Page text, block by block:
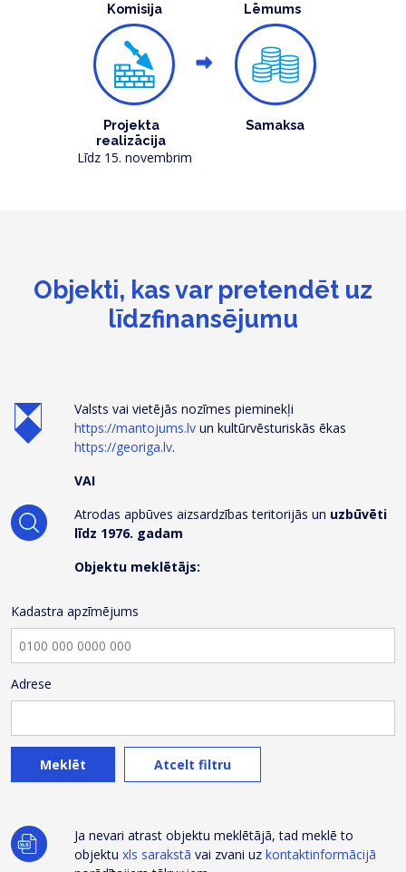
Komisija Lēmums
Projekta
realizācija
Līdz 15. novembrim
Samaksa
Objekti, kas var pretendēt uz
līdzfinansējumu
Valsts vai vietējās nozīmes pieminekļi
https://mantojums.lv un kultūrvēsturiskās ēkas
https://georiga.lv.
VAI
Atrodas apbūves aizsardzības teritorijās un uzbūvēti
līdz 1976. gadam
Objektu meklētājs:
Kadastra apzīmējums
Adrese
Meklēt Atcelt filtru
Ja nevari atrast objektu meklētājā, tad meklē to
objektu xls sarakstā vai zvani uz kontaktinformācijā